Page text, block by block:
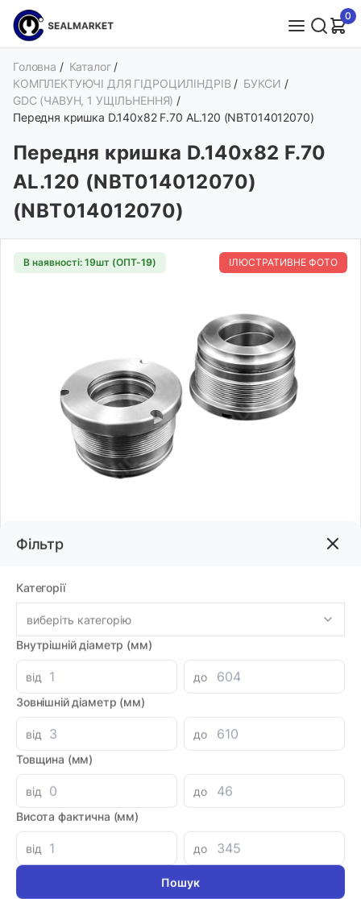
0
Фільтр
Категорії
виберіть категорію
Внутрішній діаметр (мм)
від
до
Зовнішній діаметр (мм)
від
до
Товщина (мм)
від
до
Висота фактична (мм)
від до
Головна / Каталог /
КОМПЛЕКТУЮЧІ ДЛЯ ГІДРОЦИЛІНДРІВ / БУКСИ /
GDC (ЧАВУН, 1 УЩІЛЬНЕННЯ) /
Передня кришка D.140x82 F.70 AL.120 (NBT014012070)
Передня кришка D.140x82 F.70
AL.120 (NBT014012070)
(NBT014012070)
В наявності: 19шт (ОПТ-19) ІЛЮСТРАТИВНЕ ФОТО
3920.80грн
-
Параметри
Виробник